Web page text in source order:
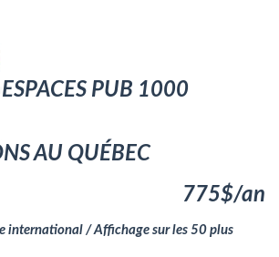
ESPACES PUB 1000
AU QUÉBEC
775$/an
international /Affichage sur les 50 plus